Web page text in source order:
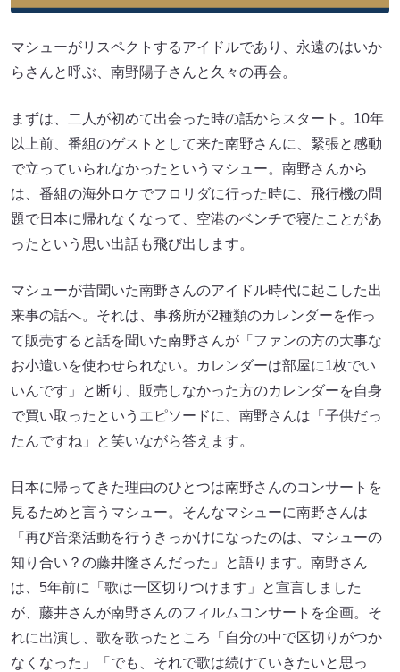
マシューがリスペクトするアイドルであり、永遠のはいか
らさんと呼ぶ、南野陽子さんと久々の再会。
まずは、二人が初めて出会った時の話からスタート。10年
以上前、番組のゲストとして来た南野さんに、緊張と感動
で立っていられなかったというマシュー。南野さんから
は、番組の海外ロケでフロリダに行った時に、飛行機の問
題で日本に帰れなくなって、空港のベンチで寝たことがあ
ったという思い出話も飛び出します。
マシューが昔聞いた南野さんのアイドル時代に起こした出
来事の話へ。それは、事務所が2種類のカレンダーを作っ
て販売すると話を聞いた南野さんが「ファンの方の大事な
お小遣いを使わせられない。カレンダーは部屋に1枚でい
いんです」と断り、販売しなかった方のカレンダーを自身
で買い取ったというエピソードに、南野さんは「子供だっ
たんですね」と笑いながら答えます。
日本に帰ってきた理由のひとつは南野さんのコンサートを
見るためと言うマシュー。そんなマシューに南野さんは
「再び音楽活動を行うきっかけになったのは、マシューの
知り合い？の藤井隆さんだった」と語ります。南野さん
は、5年前に「歌は一区切りつけます」と宣言しました
が、藤井さんが南野さんのフィルムコンサートを企画。そ
れに出演し、歌を歌ったところ「自分の中で区切りがつか
なくなった」「でも、それで歌は続けていきたいと思っ